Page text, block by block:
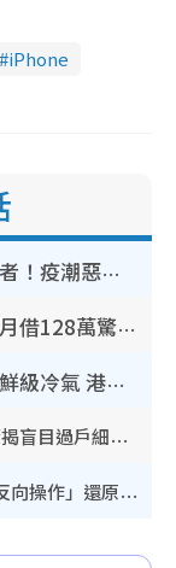
iPhone
奪命寄生蟲｜食生菜狂瀉首現死者！疫潮惡化錄1.8萬宗病例 揭洗菜3大謬誤
銀行高層戀上水療女技師！兩個月借128萬驚覺「沉船」沉落火海 揭背後疑似邪教操控賣淫
內地客歎港人唔識老！揭港鐵保鮮級冷氣 港人求放過：咪投訴
牙線棒亂用隨時越清越污糟！牙醫驚揭盲目過戶細菌恐致蛀牙：呢種先係日常真保養
WhatsApp預設貼圖點刪？揭1招「反向操作」還原簡潔介面 附3步實測教學